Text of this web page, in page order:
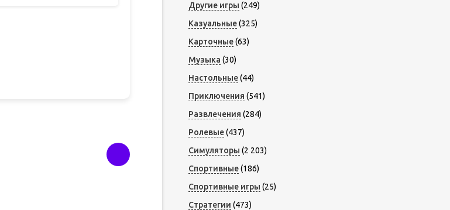
Другие игры (249)
Казуальные(325)
Карточные(63)
Музыка (30)
Настольные(44)
Приключения (541)
Развлечения (284)
Ролевые(437)
Симуляторы (2 203)
Спортивные(186)
Спортивные игры (25)
Стратегии (473)